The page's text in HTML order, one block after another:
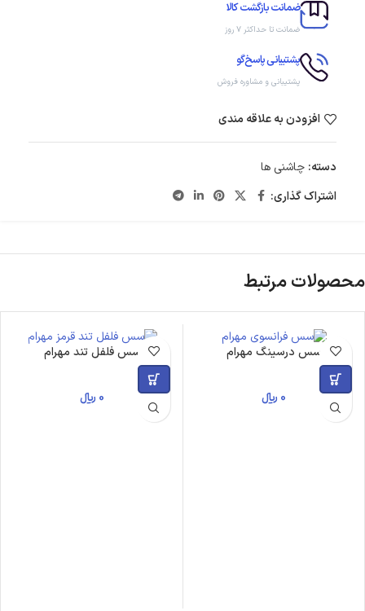
ضمانت بازگشت کالا
ضمانت تا حداکثر ۷ روز
پشتیبانی پاسخ‌گو
پشتیبانی و مشاوره فروش
افزودن به علاقه مندی
دسته: چاشنی ها
اشتراک گذاری:
محصولات مرتبط
سس درسینگ مهرام
0 ﷼
سس فلفل تند مهرام
0 ﷼